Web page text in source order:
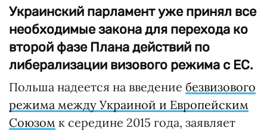
Украинский парламент уже принял все
необходимые закона для перехода ко
второй фазе Плана действий по
либерализации визового режима с ЕС.
Польша надеется на введение безвизового
режима между Украиной и Европейским
Союзом к середине 2015 года, заявляет